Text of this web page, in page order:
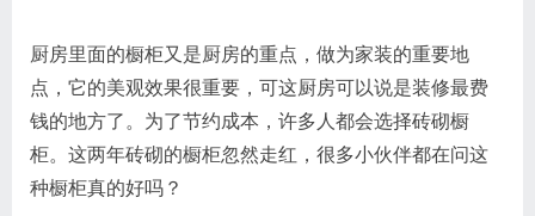
厨房里面的橱柜又是厨房的重点，做为家装的重要地
点，它的美观效果很重要，可这厨房可以说是装修最费
钱的地方了。为了节约成本，许多人都会选择砖砌橱
柜。这两年砖砌的橱柜忽然走红，很多小伙伴都在问这
种橱柜真的好吗？